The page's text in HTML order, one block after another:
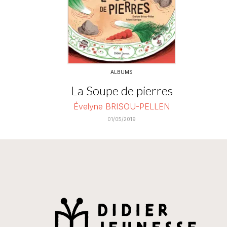
ALBUMS
La Soupe de pierres
Évelyne BRISOU-PELLEN
01/05/2019